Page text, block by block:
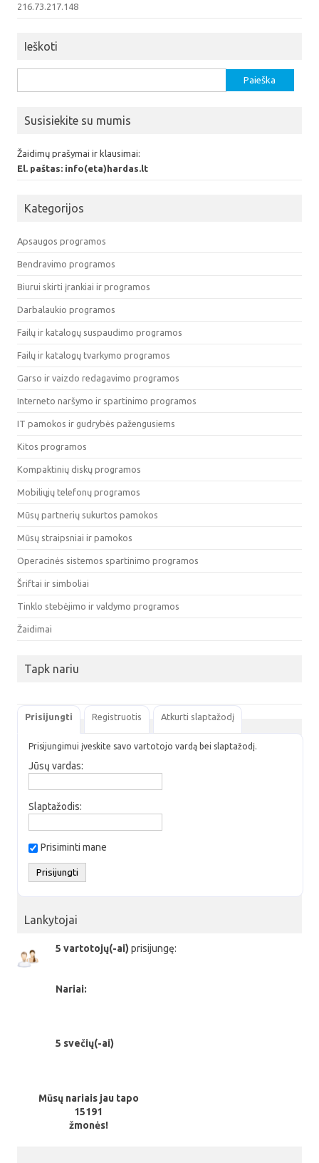
216.73.217.148
Ieškoti
Susisiekite su mumis
Žaidimų prašymai ir klausimai:
El. paštas: info(eta)hardas.lt
Kategorijos
Apsaugos programos
Bendravimo programos
Biurui skirti įrankiai ir programos
Darbalaukio programos
Failų ir katalogų suspaudimo programos
Failų ir katalogų tvarkymo programos
Garso ir vaizdo redagavimo programos
Interneto naršymo ir spartinimo programos
IT pamokos ir gudrybės pažengusiems
Kitos programos
Kompaktinių diskų programos
Mobiliųjų telefonų programos
Mūsų partnerių sukurtos pamokos
Mūsų straipsniai ir pamokos
Operacinės sistemos spartinimo programos
Šriftai ir simboliai
Tinklo stebėjimo ir valdymo programos
Žaidimai
Tapk nariu
Prisijungti Registruotis Atkurti slaptažodį
Prisijungimui įveskite savo vartotojo vardą bei slaptažodį.
Jūsų vardas:
Slaptažodis:
Prisiminti mane
Lankytojai
5 vartotojų(-ai) prisijungę:
Nariai:
5 svečių(-ai)
Mūsų nariais jau tapo
15191
žmonės!